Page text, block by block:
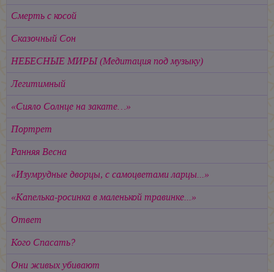
Смерть с косой
Сказочный Сон
НЕБЕСНЫЕ МИРЫ(Медитация под музыку)
Легитимный
«Сияло Солнце на закате…»
Портрет
Ранняя Весна
«Изумрудные дворцы, с самоцветами ларцы...»
«Капелька-росинка в маленькой травинке...»
Ответ
Кого Спасать?
Они живых убивают